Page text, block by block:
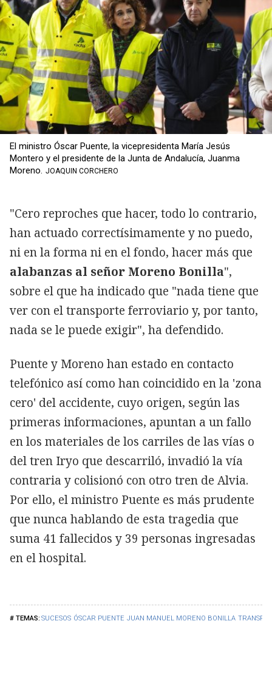
SUCESOS ÓSCAR PUENTE JUAN MANUEL MORENO BONILLA
El ministro Óscar Puente, la vicepresidenta María Jesús
Montero y el presidente de la Junta de Andalucía, Juanma
Moreno. JOAQUIN CORCHERO
"Cero reproches que hacer, todo lo contrario,
han actuado correctísimamente y no puedo,
ni en la forma ni en el fondo, hacer más que
alabanzas al señor Moreno Bonilla",
sobre el que ha indicado que "nada tiene que
ver con el transporte ferroviario y, por tanto,
nada se le puede exigir", ha defendido.
Puente y Moreno han estado en contacto
telefónico así como han coincidido en la 'zona
cero' del accidente, cuyo origen, según las
primeras informaciones, apuntan a un fallo
en los materiales de los carriles de las vías o
del tren Iryo que descarriló, invadió la vía
contraria y colisionó con otro tren de Alvia.
Por ello, el ministro Puente es más prudente
que nunca hablando de esta tragedia que
suma 41 fallecidos y 39 personas ingresadas
en el hospital.